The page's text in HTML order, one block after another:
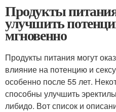
Продукты
улучшить
мгновенно
Продукты питания могут
влияние на потенцию и
особенно после 55 лет.
способны улучшить
либидо. Вот список и